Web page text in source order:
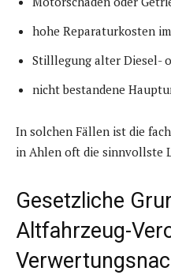
hohe Reparaturkosten
Stilllegung alter Diesel-
nicht bestandene
In solchen Fällen ist die
in Ahlen oft die sinnvollste
Gesetzliche
Altfahrzeug-